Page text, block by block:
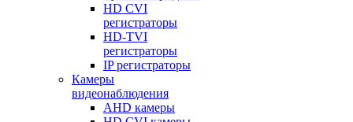
HD CVI
регистраторы
HD-TVI
регистраторы
IP регистраторы
Камеры
видеонаблюдения
AHD камеры